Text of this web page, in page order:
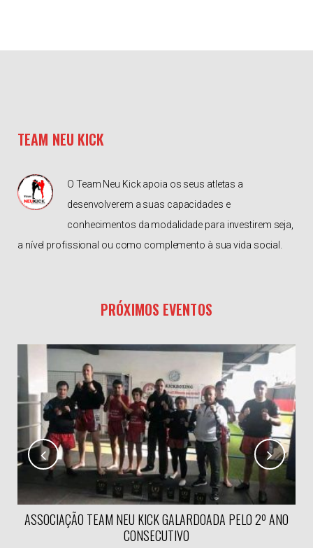
TEAM NEU KICK
O Team Neu Kick apoia os seus atletas a
desenvolverem a suas capacidades e
conhecimentos da modalidade para investirem seja,
a nível profissional ou como complemento à sua vida social.
PRÓXIMOS EVENTOS
ASSOCIAÇÃO TEAM NEU KICK GALARDOADA PELO 2º ANO
CONSECUTIVO